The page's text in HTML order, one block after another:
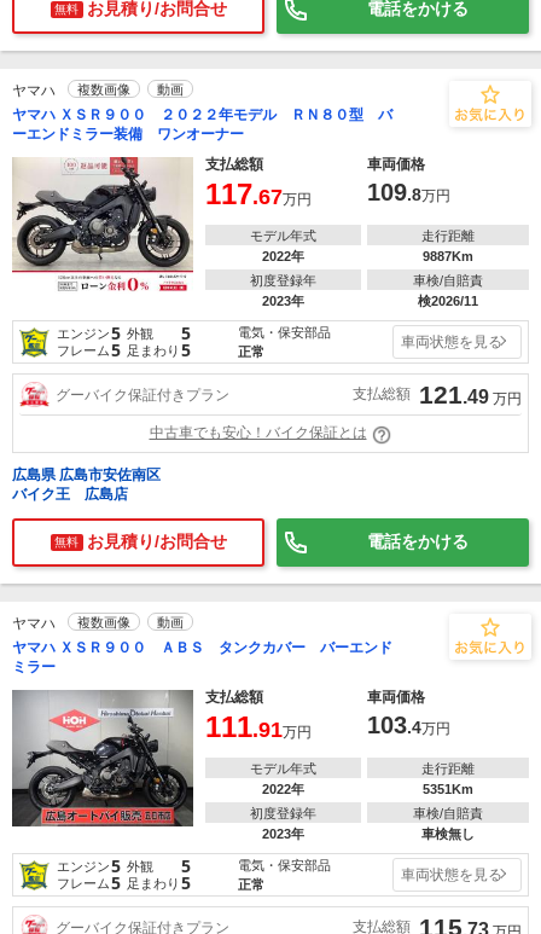
無料 お見積り/お問合せ 電話をかける
ヤマハ 複数画像 動画
ヤマハ ＸＳＲ９００ ２０２２年モデル ＲＮ８０型 バ
ーエンドミラー装備 ワンオーナー
支払総額
車両価格
117.67万円 109.8万円
モデル年式
2022年
走行距離
9887Km
初度登録年
2023年
車検/自賠責
検2026/11
エンジン5 外観 5
フレーム5 足まわり 5
電気・保安部品
正常
車両状態を見る
グーバイク保証付きプラン 支払総額 121.49 万円
中古車でも安心！バイク保証とは
広島県 広島市安佐南区
バイク王 広島店
無料 お見積り/お問合せ 電話をかける
ヤマハ 複数画像 動画
ヤマハ ＸＳＲ９００ ＡＢＳ タンクカバー バーエンド
ミラー
支払総額
車両価格
111.91万円 103.4万円
モデル年式
2022年
走行距離
5351Km
初度登録年
2023年
車検/自賠責
車検無し
エンジン5 外観 5
フレーム5 足まわり 5
電気・保安部品
正常
車両状態を見る
グーバイク保証付きプラン 支払総額 115.73